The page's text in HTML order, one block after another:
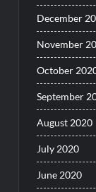
December
November
October
September
August 2020
July 2020
June 2020